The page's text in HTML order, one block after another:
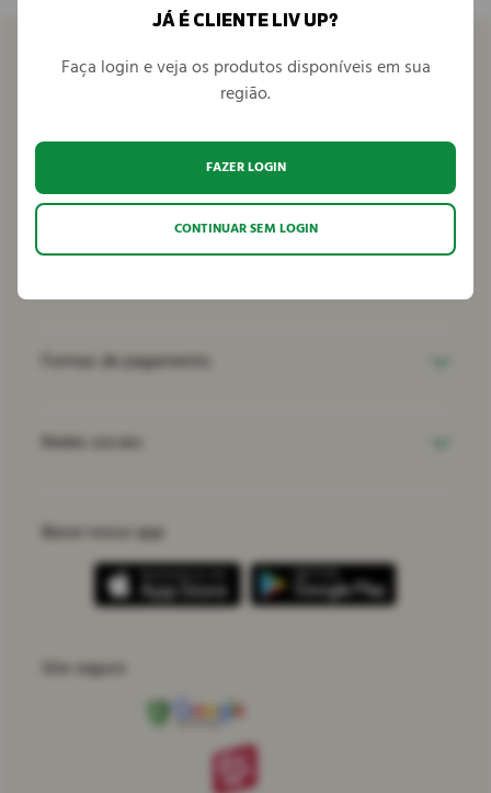
Seja parceiro
Formas de pagamento
Redes sociais
Baixe nosso app
Site seguro
JÁ É CLIENTE LIV UP?
Faça login e veja os produtos disponíveis em sua
região.
FAZER LOGIN
CONTINUAR SEM LOGIN